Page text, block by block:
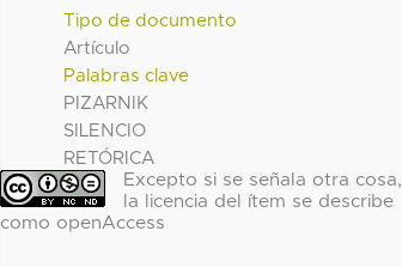
Tipo de documento
Artículo
Palabras clave
PIZARNIK
SILENCIO
RETÓRICA
Excepto si se señala otra cosa,
la licencia del ítem se describe
como openAccess